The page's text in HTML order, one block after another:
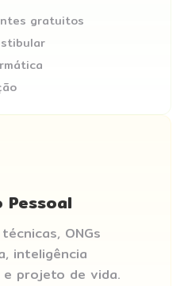
gratuitos
Pessoal
ONGs
inteligência
e projeto de vida.